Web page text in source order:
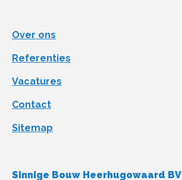
Over ons
Referenties
Vacatures
Contact
Sitemap
Sinnige Bouw Heerhugowaard BV